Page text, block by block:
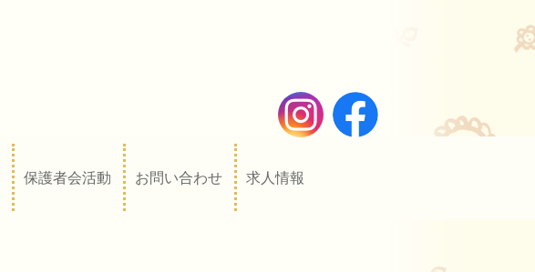
保護者会活動 お問い合わせ 求人情報